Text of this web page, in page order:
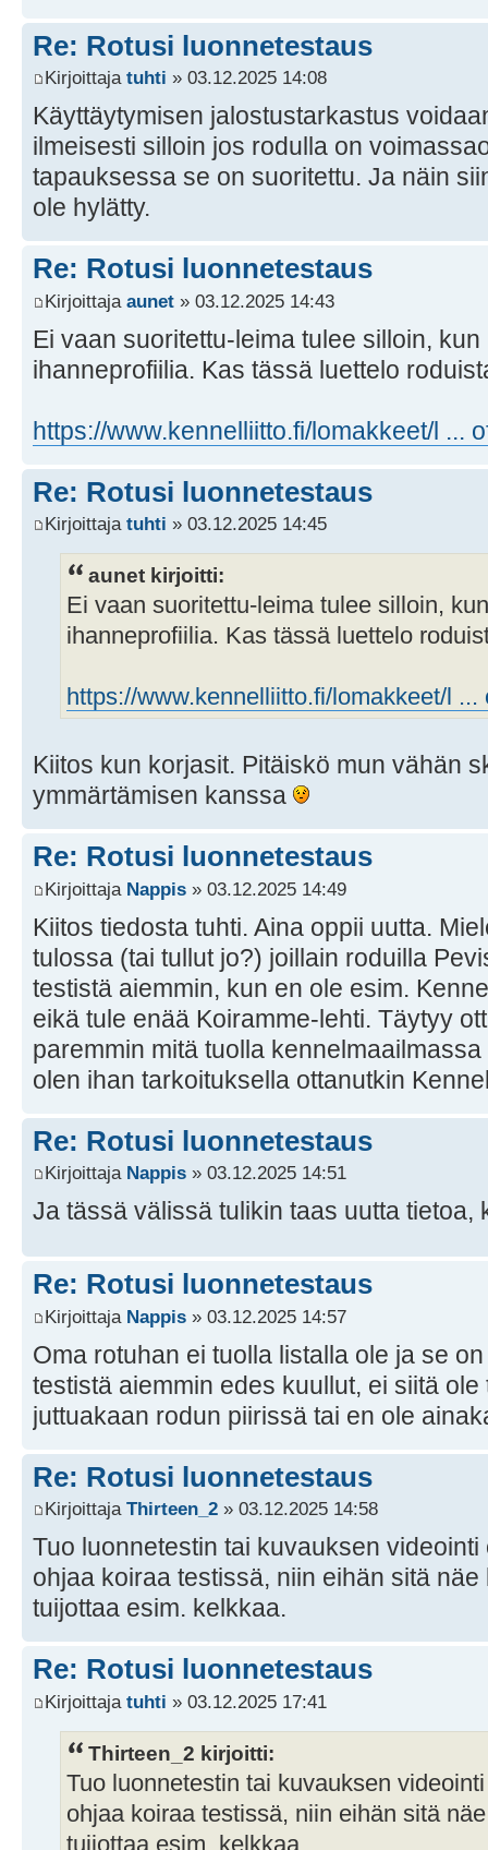
Re: Rotusi luonnetestaus
Kirjoittaja tuhti » 03.12.2025 14:08
Käyttäytymisen jalostustarkastus
ilmeisesti silloin jos rodulla on
tapauksessa se on suoritettu. Ja näin
ole hylätty.
Re: Rotusi luonnetestaus
Kirjoittaja aunet » 03.12.2025 14:43
Ei vaan suoritettu-leima tulee silloin,
ihanneprofiilia. Kas tässä luettelo
https://www.kennelliitto.fi/lomakkeet/l ...
Re: Rotusi luonnetestaus
Kirjoittaja tuhti » 03.12.2025 14:45
aunet kirjoitti:
Ei vaan suoritettu-leima tulee silloin,
ihanneprofiilia. Kas tässä luettelo
https://www.kennelliitto.fi/lomakkeet/l ...
Kiitos kun korjasit. Pitäiskö mun vähän
ymmärtämisen kanssa
Re: Rotusi luonnetestaus
Kirjoittaja Nappis » 03.12.2025 14:49
Kiitos tiedosta tuhti. Aina oppii uutta.
tulossa (tai tullut jo?) joillain roduilla
testistä aiemmin, kun en ole esim.
eikä tule enää Koiramme-lehti. Täytyy
paremmin mitä tuolla
olen ihan tarkoituksella ottanutkin
Re: Rotusi luonnetestaus
Kirjoittaja Nappis » 03.12.2025 14:51
Ja tässä välissä tulikin taas uutta tietoa,
Re: Rotusi luonnetestaus
Kirjoittaja Nappis » 03.12.2025 14:57
Oma rotuhan ei tuolla listalla ole ja se
testistä aiemmin edes kuullut, ei siitä
juttuakaan rodun piirissä tai en ole
Re: Rotusi luonnetestaus
Kirjoittaja Thirteen_2 » 03.12.2025 14:58
Tuo luonnetestin tai kuvauksen
ohjaa koiraa testissä, niin eihän sitä
tuijottaa esim. kelkkaa.
Re: Rotusi luonnetestaus
Kirjoittaja tuhti » 03.12.2025 17:41
Thirteen_2 kirjoitti:
Tuo luonnetestin tai kuvauksen
ohjaa koiraa testissä, niin eihän sitä
tuijottaa esim. kelkkaa.